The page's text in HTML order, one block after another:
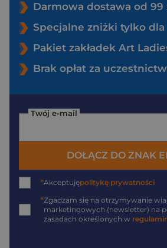
Darmowa dostawa od 99
Specjalne zniżki tylko
Pakiet zakładek Art
Brak opłat za
Twój e-mail
DOŁĄCZ DO ZNAK
*Akceptujępolitykę prywatności
*Zgadzam się na otrzymywanie
marketingowych (newsletter) na
zasadach określonych w